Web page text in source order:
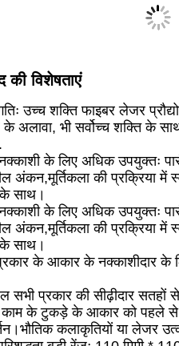
की विशेषताएं
उच्च शक्ति फाइबर लेजर
अलावा, भी सर्वोच्च शक्ति के
के लिए अधिक उपयुक्तः
अंकन,मूर्तिकला की प्रक्रिया
साथ।
के लिए अधिक उपयुक्तः
अंकन,मूर्तिकला की प्रक्रिया
साथ।
के आकार के नक्काशीदार के
सभी प्रकार की सीढ़ीदार
के टुकड़े के आकार को पहले से
कलाकृतियों या लेजर